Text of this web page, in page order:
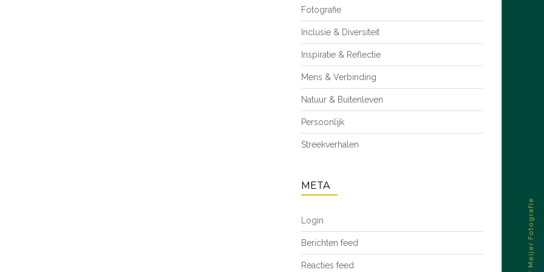
Fotografie
Inclusie & Diversiteit
Inspiratie & Reflectie
Mens & Verbinding
Natuur & Buitenleven
Persoonlijk
Streekverhalen
META
Login
Berichten feed
Reacties feed